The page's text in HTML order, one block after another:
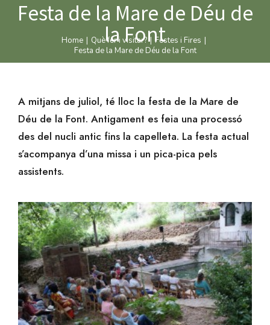
Festa de la Mare de Déu de
la Font
Home Què fer i visitar? | Festes i Fires
Festa de la Mare de Déu de la Font
A mitjans de juliol, té lloc la festa de la Mare de
Déu de la Font. Antigament es feia una processó
des del nucli antic fins la capelleta. La festa actual
s’acompanya d’una missa i un pica-pica pels
assistents.